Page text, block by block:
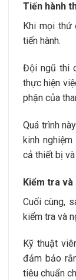
Tiến hành
Khi mọi thứ
tiến hành.
Đội ngũ thi
thực hiện
phận của
Quá trình
kinh
cả thiết bị
Kiểm tra
Cuối cùng,
kiểm tra và
Kỹ thuật
đảm bảo
tiêu chuẩn